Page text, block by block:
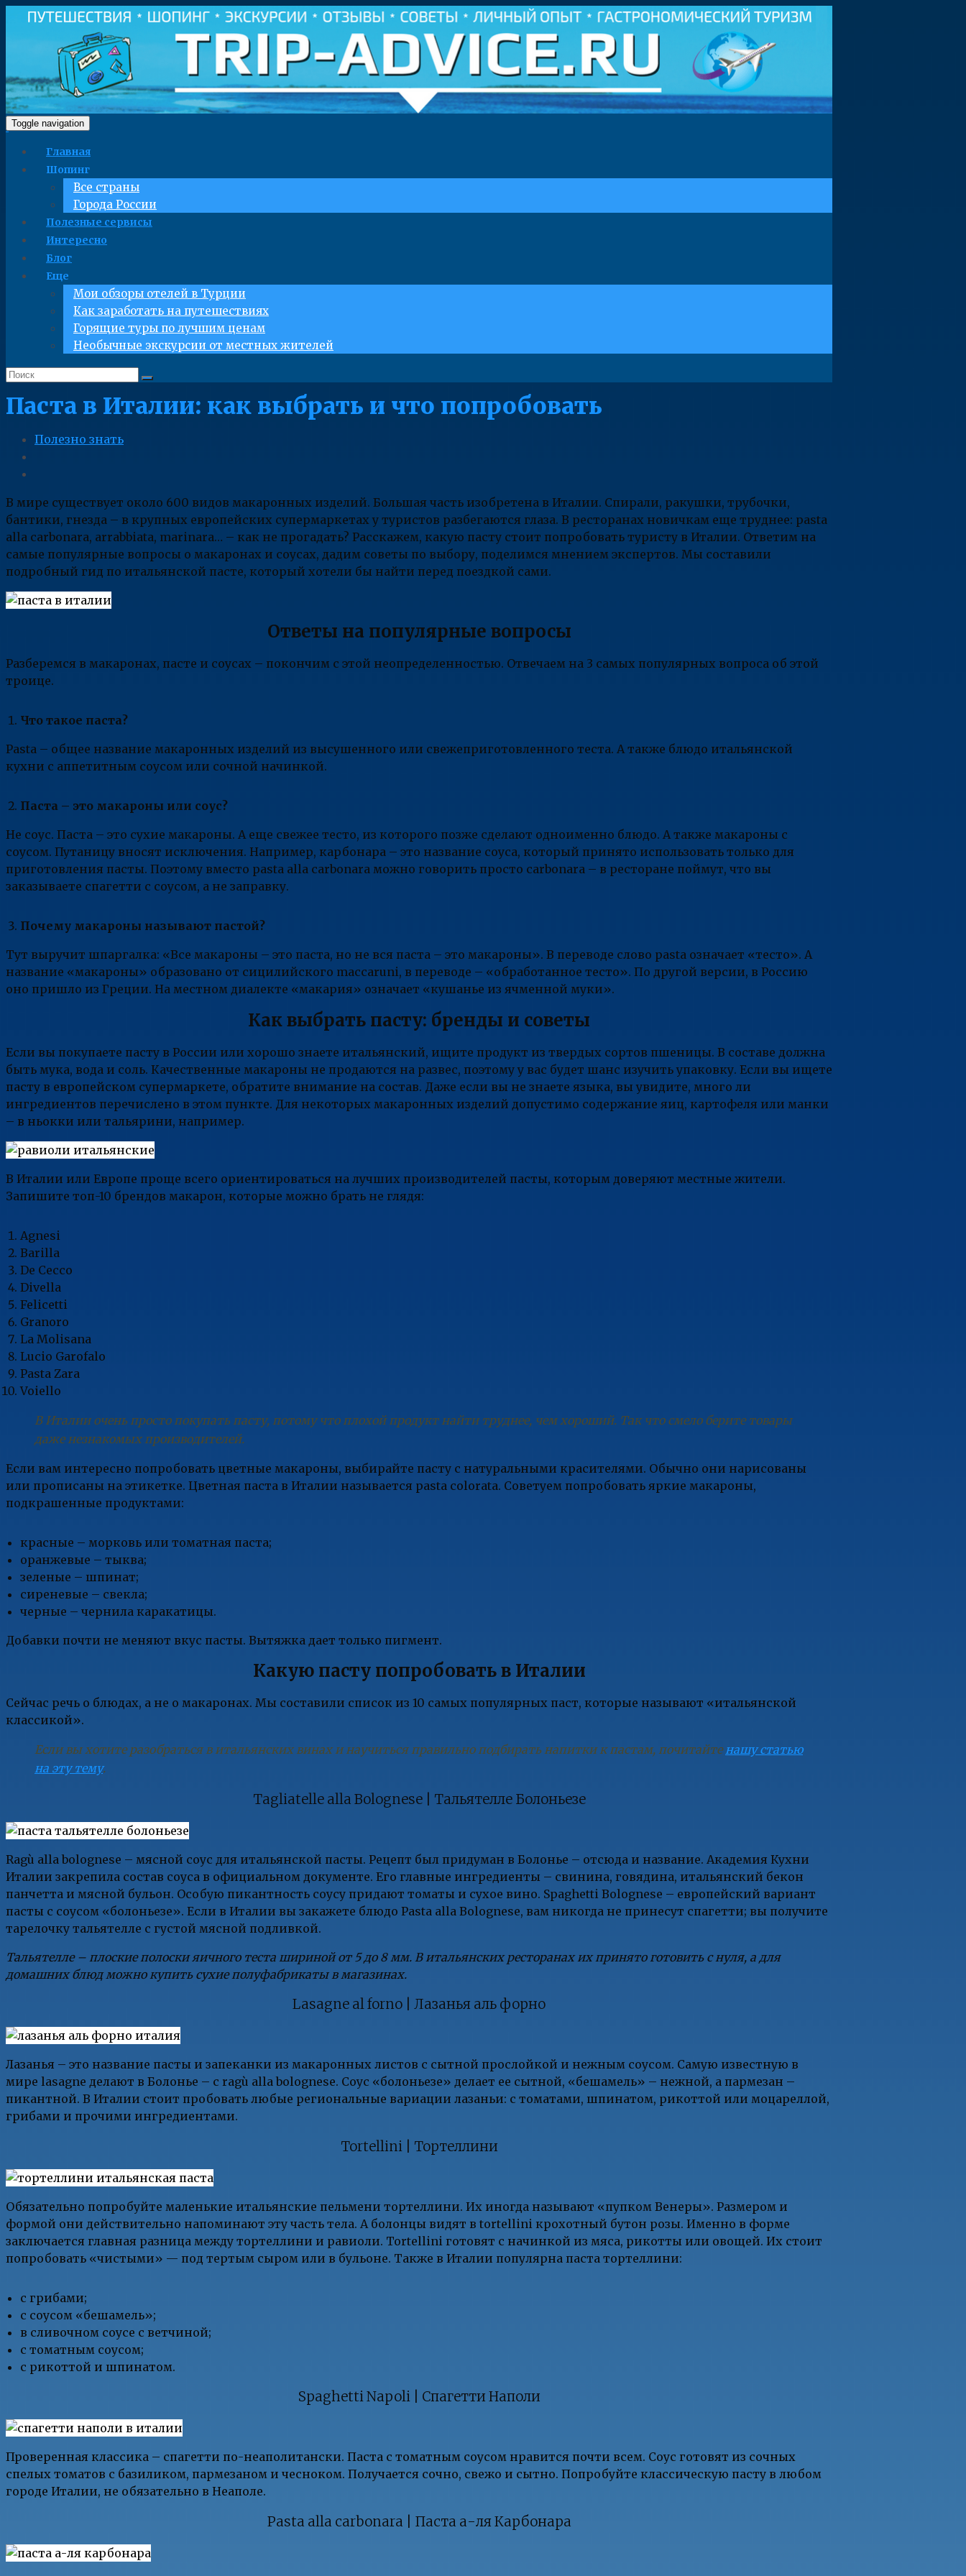
Toggle navigation
Главная
Шопинг
Все страны
Города России
Полезные сервисы
Интересно
Блог
Еще
Мои обзоры отелей в Турции
Как заработать на путешествиях
Горящие туры по лучшим ценам
Необычные экскурсии от местных жителей
Паста в Италии: как выбрать и что попробовать
Полезно знать
В мире существует около 600 видов макаронных изделий. Большая часть изобретена в Италии. Спирали, ракушки, трубочки,
бантики, гнезда – в крупных европейских супермаркетах у туристов разбегаются глаза. В ресторанах новичкам еще труднее: pasta
alla carbonara, arrabbiata, marinara… – как не прогадать? Расскажем, какую пасту стоит попробовать туристу в Италии. Ответим на
самые популярные вопросы о макаронах и соусах, дадим советы по выбору, поделимся мнением экспертов. Мы составили
подробный гид по итальянской пасте, который хотели бы найти перед поездкой сами.
Ответы на популярные вопросы
Разберемся в макаронах, пасте и соусах – покончим с этой неопределенностью. Отвечаем на 3 самых популярных вопроса об этой
троице.
Что такое паста?
Pasta – общее название макаронных изделий из высушенного или свежеприготовленного теста. А также блюдо итальянской
кухни с аппетитным соусом или сочной начинкой.
Паста – это макароны или соус?
Не соус. Паста – это сухие макароны. А еще свежее тесто, из которого позже сделают одноименно блюдо. А также макароны с
соусом. Путаницу вносят исключения. Например, карбонара – это название соуса, который принято использовать только для
приготовления пасты. Поэтому вместо pasta alla carbonara можно говорить просто carbonara – в ресторане поймут, что вы
заказываете спагетти с соусом, а не заправку.
Почему макароны называют пастой?
Тут выручит шпаргалка: «Все макароны – это паста, но не вся паста – это макароны». В переводе слово pasta означает «тесто». А
название «макароны» образовано от сицилийского maccaruni, в переводе – «обработанное тесто». По другой версии, в Россию
оно пришло из Греции. На местном диалекте «макария» означает «кушанье из ячменной муки».
Как выбрать пасту: бренды и советы
Если вы покупаете пасту в России или хорошо знаете итальянский, ищите продукт из твердых сортов пшеницы. В составе должна
быть мука, вода и соль. Качественные макароны не продаются на развес, поэтому у вас будет шанс изучить упаковку. Если вы ищете
пасту в европейском супермаркете, обратите внимание на состав. Даже если вы не знаете языка, вы увидите, много ли
ингредиентов перечислено в этом пункте. Для некоторых макаронных изделий допустимо содержание яиц, картофеля или манки
– в ньокки или тальярини, например.
В Италии или Европе проще всего ориентироваться на лучших производителей пасты, которым доверяют местные жители.
Запишите топ-10 брендов макарон, которые можно брать не глядя:
Agnesi
Barilla
De Cecco
Divella
Felicetti
Granoro
La Molisana
Lucio Garofalo
Pasta Zara
Voiello
В Италии очень просто покупать пасту, потому что плохой продукт найти труднее, чем хороший. Так что смело берите товары
даже незнакомых производителей.
Если вам интересно попробовать цветные макароны, выбирайте пасту с натуральными красителями. Обычно они нарисованы
или прописаны на этикетке. Цветная паста в Италии называется pasta colorata. Советуем попробовать яркие макароны,
подкрашенные продуктами:
красные – морковь или томатная паста;
оранжевые – тыква;
зеленые – шпинат;
сиреневые – свекла;
черные – чернила каракатицы.
Добавки почти не меняют вкус пасты. Вытяжка дает только пигмент.
Какую пасту попробовать в Италии
Сейчас речь о блюдах, а не о макаронах. Мы составили список из 10 самых популярных паст, которые называют «итальянской
классикой».
Если вы хотите разобраться в итальянских винах и научиться правильно подбирать напитки к пастам, почитайтенашу статью
на эту тему.
Tagliatelle alla Bolognese | Тальятелле Болоньезе
Ragù alla bolognese – мясной соус для итальянской пасты. Рецепт был придуман в Болонье – отсюда и название. Академия Кухни
Италии закрепила состав соуса в официальном документе. Его главные ингредиенты – свинина, говядина, итальянский бекон
панчетта и мясной бульон. Особую пикантность соусу придают томаты и сухое вино. Spaghetti Bolognese – европейский вариант
пасты с соусом «болоньезе». Если в Италии вы закажете блюдо Pasta alla Bolognese, вам никогда не принесут спагетти; вы получите
тарелочку тальятелле с густой мясной подливкой.
Тальятелле – плоские полоски яичного теста шириной от 5 до 8 мм. В итальянских ресторанах их принято готовить с нуля, а для
домашних блюд можно купить сухие полуфабрикаты в магазинах.
Lasagne al forno | Лазанья аль форно
Лазанья – это название пасты и запеканки из макаронных листов с сытной прослойкой и нежным соусом. Самую известную в
мире lasagne делают в Болонье – с ragù alla bolognese. Соус «болоньезе» делает ее сытной, «бешамель» – нежной, а пармезан –
пикантной. В Италии стоит пробовать любые региональные вариации лазаньи: с томатами, шпинатом, рикоттой или моцареллой,
грибами и прочими ингредиентами.
Tortellini | Тортеллини
Обязательно попробуйте маленькие итальянские пельмени тортеллини. Их иногда называют «пупком Венеры». Размером и
формой они действительно напоминают эту часть тела. А болонцы видят в tortellini крохотный бутон розы. Именно в форме
заключается главная разница между тортеллини и равиоли. Tortellini готовят с начинкой из мяса, рикотты или овощей. Их стоит
попробовать «чистыми» — под тертым сыром или в бульоне. Также в Италии популярна паста тортеллини:
с грибами;
с соусом «бешамель»;
в сливочном соусе с ветчиной;
с томатным соусом;
с рикоттой и шпинатом.
Spaghetti Napoli | Спагетти Наполи
Проверенная классика – спагетти по-неаполитански. Паста с томатным соусом нравится почти всем. Соус готовят из сочных
спелых томатов с базиликом, пармезаном и чесноком. Получается сочно, свежо и сытно. Попробуйте классическую пасту в любом
городе Италии, не обязательно в Неаполе.
Pasta alla carbonara | Паста а-ля Карбонара